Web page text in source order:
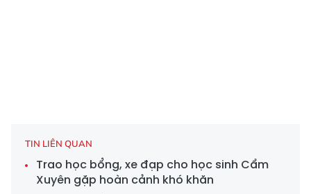
TIN LIÊN QUAN
Trao học bổng, xe đạp cho học sinh Cẩm
Xuyên gặp hoàn cảnh khó khăn